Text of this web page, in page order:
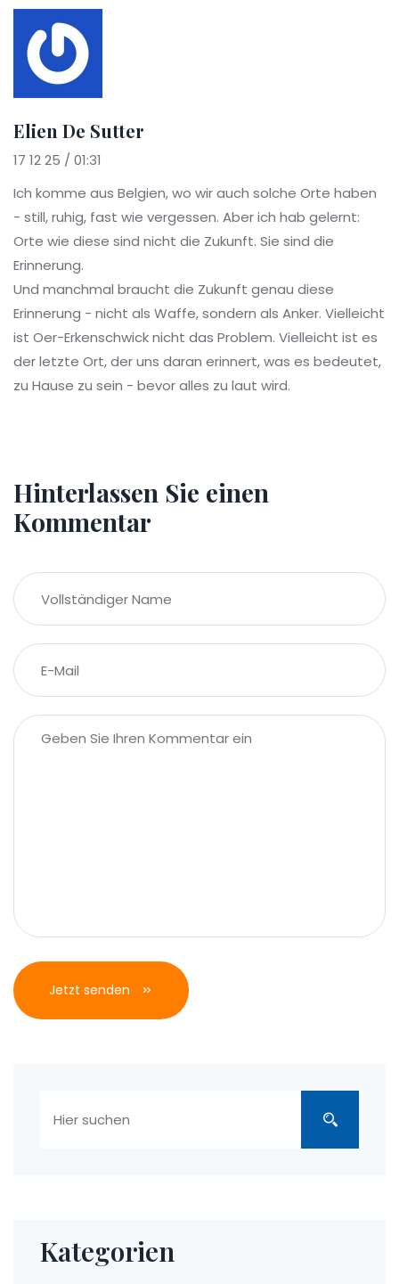
Elien De Sutter
17 12 25 / 01:31
Ich komme aus Belgien, wo wir auch solche Orte haben
- still, ruhig, fast wie vergessen. Aber ich hab gelernt:
Orte wie diese sind nicht die Zukunft. Sie sind die
Erinnerung.
Und manchmal braucht die Zukunft genau diese
Erinnerung - nicht als Waffe, sondern als Anker. Vielleicht
ist Oer-Erkenschwick nicht das Problem. Vielleicht ist es
der letzte Ort, der uns daran erinnert, was es bedeutet,
zu Hause zu sein - bevor alles zu laut wird.
Hinterlassen Sie einen
Kommentar
Jetzt senden
Kategorien